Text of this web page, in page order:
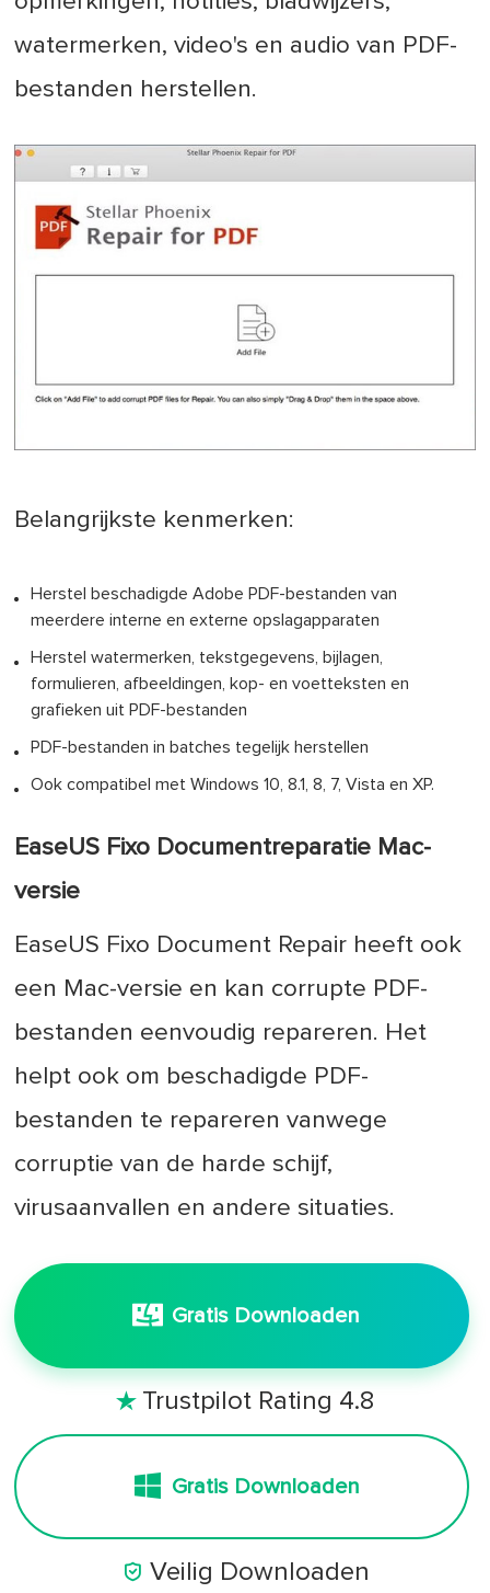
watermerken, video's en audio van PDF-
bestanden herstellen.
Belangrijkste kenmerken:
Herstel beschadigde Adobe PDF-bestanden van
meerdere interne en externe opslagapparaten
Herstel watermerken, tekstgegevens, bijlagen,
formulieren, afbeeldingen, kop- en voetteksten en
grafieken uit PDF-bestanden
PDF-bestanden in batches tegelijk herstellen
Ook compatibel met Windows 10, 8.1, 8, 7, Vista en XP.
EaseUS Fixo Documentreparatie Mac-
versie
EaseUS Fixo Document Repair heeft ook
een Mac-versie en kan corrupte PDF-
bestanden eenvoudig repareren. Het
helpt ook om beschadigde PDF-
bestanden te repareren vanwege
corruptie van de harde schijf,
virusaanvallen en andere situaties.
Gratis Downloaden
 Trustpilot Rating 4.8
Gratis Downloaden
 Veilig Downloaden